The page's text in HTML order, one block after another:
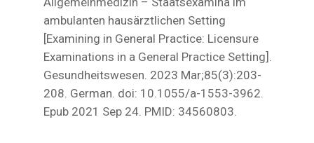
ambulanten hausärztlichen Setting
[Examining in General Practice: Licensure
Examinations in a General Practice Setting].
Gesundheitswesen. 2023 Mar;85(3):203-
208. German. doi: 10.1055/a-1553-3962.
Epub 2021 Sep 24. PMID: 34560803.